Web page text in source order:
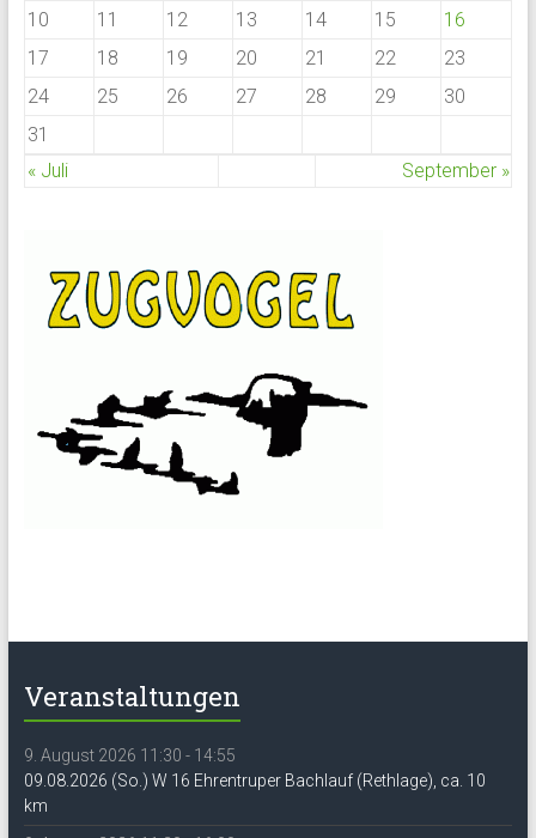
10
11 12 13 14 15
16
17
18 19 20 21 22
23
24
25 26 27 28 29
30
31
« Juli
September »
Veranstaltungen
9. August 2026 11:30 - 14:55
09.08.2026 (So.) W 16 Ehrentruper Bachlauf (Rethlage), ca. 10
km